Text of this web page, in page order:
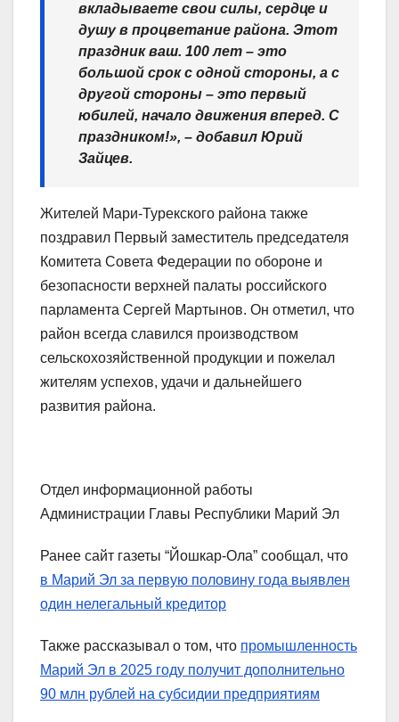
вкладываете свои силы, сердце и
душу в процветание района. Этот
праздник ваш. 100 лет – это
большой срок с одной стороны, а с
другой стороны – это первый
юбилей, начало движения вперед. С
праздником!», – добавил Юрий
Зайцев.
Жителей Мари-Турекского района также
поздравил Первый заместитель председателя
Комитета Совета Федерации по обороне и
безопасности верхней палаты российского
парламента Сергей Мартынов. Он отметил, что
район всегда славился производством
сельскохозяйственной продукции и пожелал
жителям успехов, удачи и дальнейшего
развития района.
Отдел информационной работы
Администрации Главы Республики Марий Эл
Ранее сайт газеты “Йошкар-Ола” сообщал, что
в Марий Эл за первую половину года выявлен
один нелегальный кредитор
Также рассказывал о том, что промышленность
Марий Эл в 2025 году получит дополнительно
90 млн рублей на субсидии предприятиям